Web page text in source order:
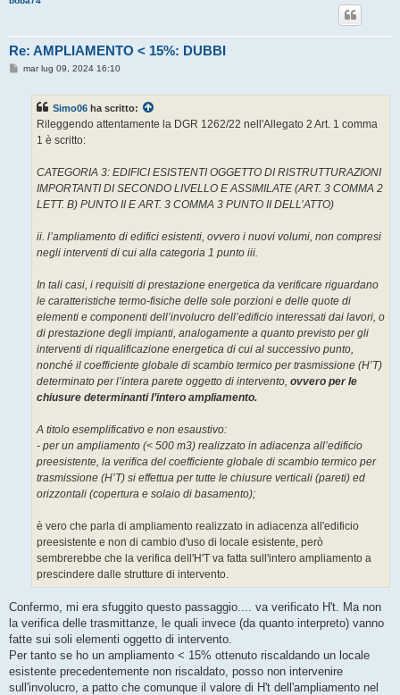
Re: AMPLIAMENTO < 15%: DUBBI
Mmar lug 09, 2024 16:10
Simo06 ha scritto:
Rileggendo attentamente la DGR 1262/22 nell'Allegato 2 Art. 1 comma
1 è scritto:
CATEGORIA 3: EDIFICI ESISTENTI OGGETTO DI RISTRUTTURAZIONI
IMPORTANTI DI SECONDO LIVELLO E ASSIMILATE (ART. 3 COMMA 2
LETT. B) PUNTO II E ART. 3 COMMA 3 PUNTO II DELL’ATTO)
ii. l’ampliamento di edifici esistenti, ovvero i nuovi volumi, non compresi
negli interventi di cui alla categoria 1 punto iii.
In tali casi, i requisiti di prestazione energetica da verificare riguardano
le caratteristiche termo-fisiche delle sole porzioni e delle quote di
elementi e componenti dell’involucro dell’edificio interessati dai lavori, o
di prestazione degli impianti, analogamente a quanto previsto per gli
interventi di riqualificazione energetica di cui al successivo punto,
nonché il coefficiente globale di scambio termico per trasmissione (H’T)
determinato per l’intera parete oggetto di intervento, ovvero per le
chiusure determinanti l’intero ampliamento.
A titolo esemplificativo e non esaustivo:
- per un ampliamento (< 500 m3) realizzato in adiacenza all’edificio
preesistente, la verifica del coefficiente globale di scambio termico per
trasmissione (H’T) si effettua per tutte le chiusure verticali (pareti) ed
orizzontali (copertura e solaio di basamento);
è vero che parla di ampliamento realizzato in adiacenza all'edificio
preesistente e non di cambio d'uso di locale esistente, però
sembrerebbe che la verifica dell'H'T va fatta sull'intero ampliamento a
prescindere dalle strutture di intervento.
Confermo, mi era sfuggito questo passaggio.... va verificato H't. Ma non
la verifica delle trasmittanze, le quali invece (da quanto interpreto) vanno
fatte sui soli elementi oggetto di intervento.
Per tanto se ho un ampliamento < 15% ottenuto riscaldando un locale
esistente precedentemente non riscaldato, posso non intervenire
sull'involucro, a patto che comunque il valore di H't dell'ampliamento nel